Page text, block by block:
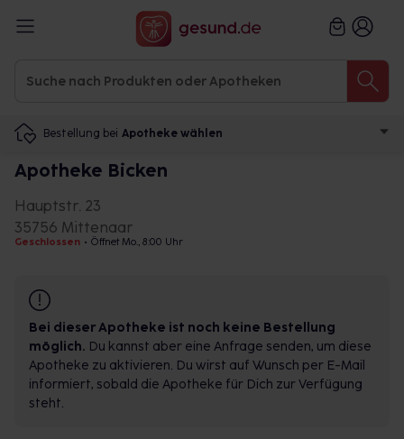
Bestellung bei Apotheke wählen
Apotheke Bicken
Hauptstr. 23
35756 Mittenaar
Geschlossen • Öffnet Mo., 8:00 Uhr
Bei dieser Apotheke ist noch keine Bestellung
möglich. Du kannst aber eine Anfrage senden, um diese
Apotheke zu aktivieren. Du wirst auf Wunsch per E-Mail
informiert, sobald die Apotheke für Dich zur Verfügung
steht.